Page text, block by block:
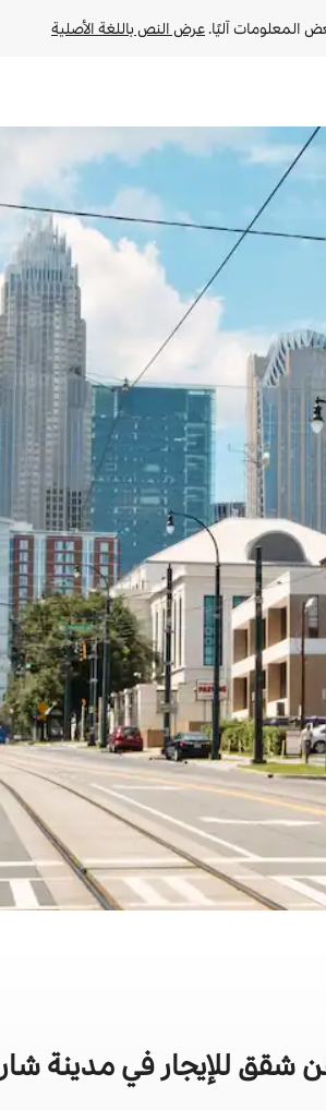
المعلومات آليًا. عرض النص باللغة الأصلية
أو السحب.
شقق للإيجار في مدينة